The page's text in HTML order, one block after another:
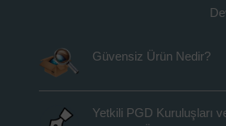
Güvensiz Ürün Nedir?
Yetkili PGD Kuruluşları